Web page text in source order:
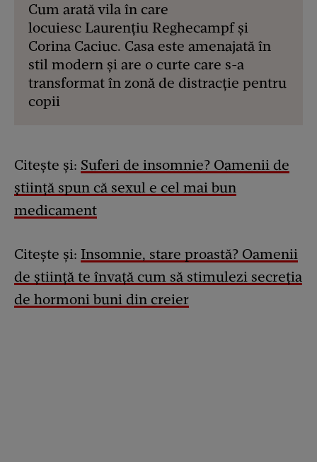
Cum arată vila în care
locuiesc Laurențiu Reghecampf și
Corina Caciuc. Casa este amenajată în
stil modern și are o curte care s-a
transformat în zonă de distracție pentru
copii
Citește și: Suferi de insomnie? Oamenii de
știință spun că sexul e cel mai bun
medicament
Citește și: Insomnie, stare proastă? Oamenii
de știință te învață cum să stimulezi secreția
de hormoni buni din creier